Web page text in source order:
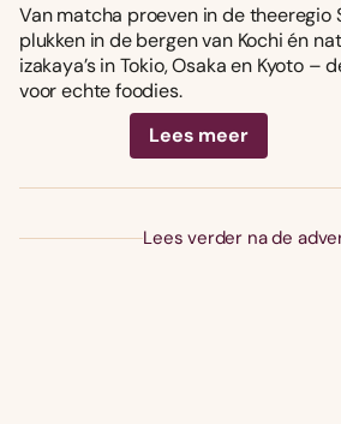
Van matcha proeven in de theeregio
plukken in de bergen van Kochi én
izakaya’s in Tokio, Osaka en Kyoto –
voor echte foodies.
Lees meer
Lees verder na de